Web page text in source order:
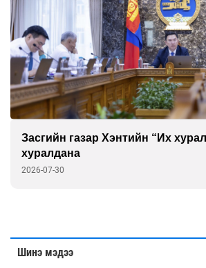
Засгийн газар Хэнтийн “Их
хуралдана
2026-07-30
Шинэ мэдээ